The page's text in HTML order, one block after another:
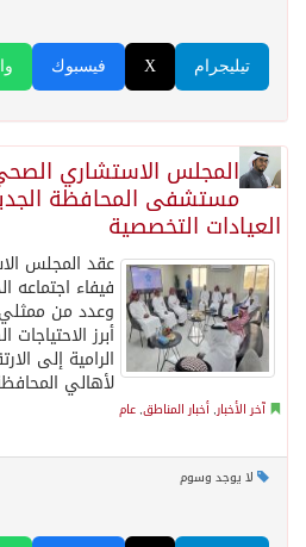
فيسبوك X تيليجرام
المجلس الاستشاري
مستشفى المحافظة
العيادات التخصصية
عقد المجلس
فيفاء اجتماعه
وعدد من
أبرز
الرامية إلى
لأهالي
آخر الأخبار, أخبار المناطق, عام
لا يوجد وسوم